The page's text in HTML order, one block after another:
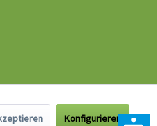
Konfigurieren